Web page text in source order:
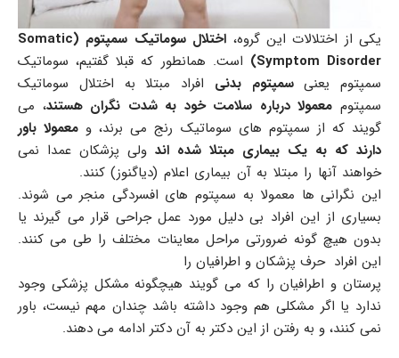
یکی از اختلالات این گروه،
اختلال سوماتیک سمپتوم (Somatic
Symptom Disorder)
است. همانطور که قبلا گفتیم، سوماتیک
سمپتوم یعنیسمپتوم بدنی افراد مبتلا به اختلال سوماتیک
سمپتوم معمولا درباره سلامت خود به شدت نگران هستند، می
گویند که از سمپتوم های سوماتیک رنج می برند، و معمولا باور
دارند که به یک بیماری مبتلا شده اند ولی پزشکان عمدا نمی
خواهند آنها را مبتلا به آن بیماری اعلام (دیاگنوز) کنند.
این نگرانی ها معمولا به سمپتوم های افسردگی منجر می شوند.
بسیاری از این افراد بی دلیل مورد عمل جراحی قرار می گیرند یا
بدون هیچ گونه ضرورتی مراحل معاینات مختلف را طی می کنند.
این افراد حرف پزشکان و اطرافیان را
پرستان و اطرافیان را که می گویند هیچگونه مشکل پزشکی وجود
ندارد یا اگر مشکلی هم وجود داشته باشد چندان مهم نیست، باور
نمی کنند، و به رفتن از این دکتر به آن دکتر ادامه می دهند.